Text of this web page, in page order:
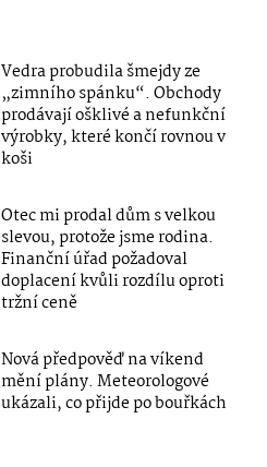
Vedra probudila šmejdy ze
„zimního spánku“. Obchody
prodávají ošklivé a nefunkční
výrobky, které končí rovnou v
koši
Otec mi prodal dům s velkou
slevou, protože jsme rodina.
Finanční úřad požadoval
doplacení kvůli rozdílu oproti
tržní ceně
Nová předpověď na víkend
mění plány. Meteorologové
ukázali, co přijde po bouřkách